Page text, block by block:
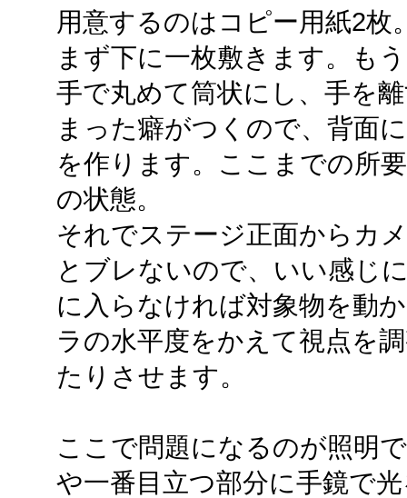
用意するのはコピー用紙2枚
まず下に一枚敷きます。も
手で丸めて筒状にし、手を
まった癖がつくので、背面
を作ります。ここまでの所
の状態。
それでステージ正面からカ
とブレないので、いい感じ
に入らなければ対象物を動
ラの水平度をかえて視点を
たりさせます。
ここで問題になるのが照明
や一番目立つ部分に手鏡で